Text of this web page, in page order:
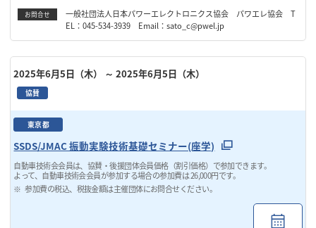
お問合せ
一般社団法人日本パワーエレクトロニクス協会 パワエレ協会 T
EL：045-534-3939 Email：sato_c@pwel.jp
2025年6月5日（木） ～ 2025年6月5日（木）
協賛
東京都
SSDS/JMAC 振動実験技術基礎セミナー(座学)
自動車技術会会員は、協賛・後援団体会員価格（割引価格）で参加できます。
よって、自動車技術会会員が参加する場合の参加費は 26,000円です。
参加費の税込、税抜金額は主催団体にお問合せください。